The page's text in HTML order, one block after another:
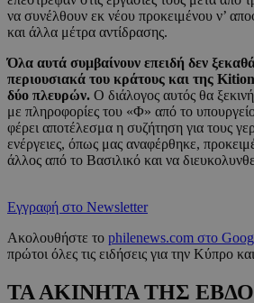
να συνέλθουν εκ νέου προκειμένου ν’
και άλλα μέτρα αντίδρασης.
Όλα αυτά συμβαίνουν επειδή δεν
περιουσιακά του κράτους και της
δύο πλευρών. Ο διάλογος αυτός θα
με πληροφορίες του «Φ» από το
φέρει αποτέλεσμα η συζήτηση για τους
ενέργειες, όπως μας αναφέρθηκε,
άλλος από το Βασιλικό και να
Εγγραφή στο Newsletter
Ακολουθήστε το philenews.com στο
πρώτοι όλες τις ειδήσεις για την Κύπρο
ΤΑ ΑΚΙΝΗΤΑ ΤΗΣ